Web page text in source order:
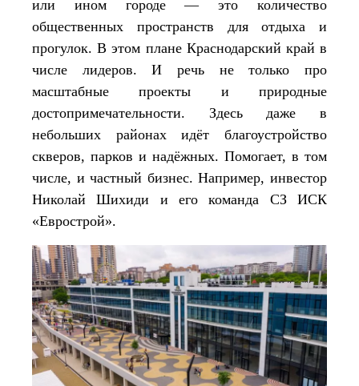
или ином городе — это количество
общественных пространств для отдыха и
прогулок. В этом плане Краснодарский край в
числе лидеров. И речь не только про
масштабные проекты и природные
достопримечательности. Здесь даже в
небольших районах идёт благоустройство
скверов, парков и надёжных. Помогает, в том
числе, и частный бизнес. Например, инвестор
Николай Шихиди и его команда СЗ ИСК
«Еврострой».